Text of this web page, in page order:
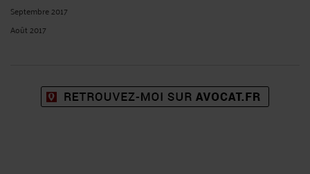
Septembre 2017
Août 2017